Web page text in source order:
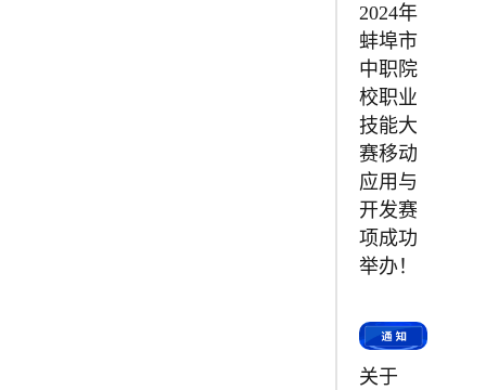
2024年
蚌埠市
中职院
校职业
技能大
赛移动
应用与
开发赛
项成功
举办！
关于